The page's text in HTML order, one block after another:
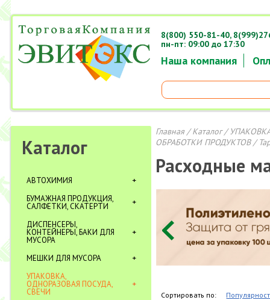
Наша компания
8(800) 550-81-40,
пн-пт: 09:00 до 17:30
Каталог
АВТОХИМИЯ
БУМАЖНАЯ ПРОДУКЦИЯ,
САЛФЕТКИ, СКАТЕРТИ
ДИСПЕНСЕРЫ,
КОНТЕЙНЕРЫ, БАКИ ДЛЯ
МУСОРА
МЕШКИ ДЛЯ МУСОРА
УПАКОВКА,
ОДНОРАЗОВАЯ ПОСУДА,
СВЕЧИ
Главная/Каталог/
ОБРАБОТКИ ПРОДУКТОВ/
Расходные
Сортировать по: